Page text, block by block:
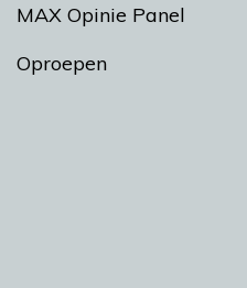
MAX Opinie Panel
Oproepen